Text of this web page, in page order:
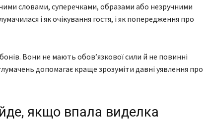
словами, суперечками, образами або незручними
і як очікування гостя, і як попередження про
Вони не мають обов’язкової сили й не повинні
допомагає краще зрозуміти давні уявлення про
якщо впала виделка